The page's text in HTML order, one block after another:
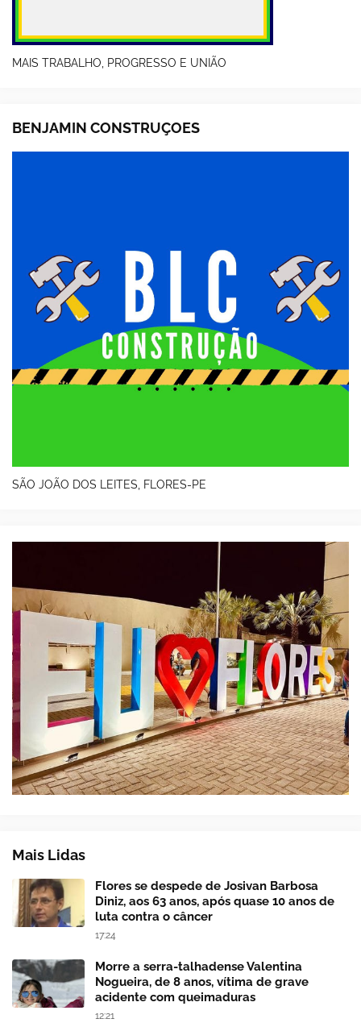
MAIS TRABALHO, PROGRESSO E UNIÃO
BENJAMIN CONSTRUÇOES
SÃO JOÃO DOS LEITES, FLORES-PE
Mais Lidas
Flores se despede de Josivan Barbosa
Diniz, aos 63 anos, após quase 10 anos de
luta contra o câncer
17:24
Morre a serra-talhadense Valentina
Nogueira, de 8 anos, vítima de grave
acidente com queimaduras
12:21